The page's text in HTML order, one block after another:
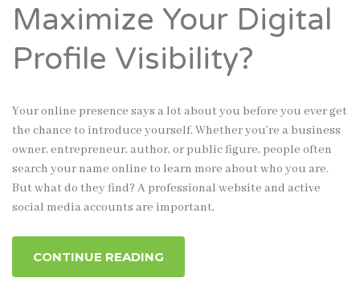
Maximize Your Digital
Profile Visibility?
Your online presence says a lot about you before you ever get
the chance to introduce yourself. Whether you’re a business
owner, entrepreneur, author, or public figure, people often
search your name online to learn more about who you are.
But what do they find? A professional website and active
social media accounts are important,
CONTINUE READING